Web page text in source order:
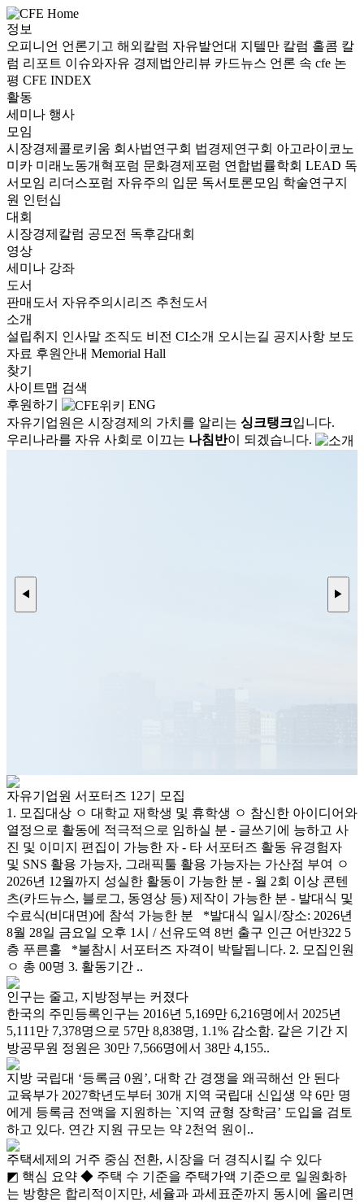
정보
오피니언 언론기고 해외칼럼 자유발언대 지텔만 칼럼 홀콤 칼
럼 리포트 이슈와자유 경제법안리뷰 카드뉴스 언론 속 cfe 논
평 CFE INDEX
활동
세미나 행사
모임
시장경제콜로키움 회사법연구회 법경제연구회 아고라이코노
미카 미래노동개혁포럼 문화경제포럼 연합법률학회 LEAD 독
서모임 리더스포럼 자유주의 입문 독서토론모임 학술연구지
원 인턴십
대회
시장경제칼럼 공모전 독후감대회
영상
세미나 강좌
도서
판매도서 자유주의시리즈 추천도서
소개
설립취지 인사말 조직도 비전 CI소개 오시는길 공지사항 보도
자료 후원안내 Memorial Hall
찾기
사이트맵 검색
후원하기
ENG
자유기업원은 시장경제의 가치를 알리는 싱크탱크입니다.
우리나라를 자유 사회로 이끄는 나침반이 되겠습니다.
◀ ▶
자유기업원 서포터즈 12기 모집
1. 모집대상 ㅇ 대학교 재학생 및 휴학생 ㅇ 참신한 아이디어와
열정으로 활동에 적극적으로 임하실 분 - 글쓰기에 능하고 사
진 및 이미지 편집이 가능한 자 - 타 서포터즈 활동 유경험자
및 SNS 활용 가능자, 그래픽툴 활용 가능자는 가산점 부여 ㅇ
2026년 12월까지 성실한 활동이 가능한 분 - 월 2회 이상 콘텐
츠(카드뉴스, 블로그, 동영상 등) 제작이 가능한 분 - 발대식 및
수료식(비대면)에 참석 가능한 분 *발대식 일시/장소: 2026년
8월 28일 금요일 오후 1시 / 선유도역 8번 출구 인근 어반322 5
층 푸른홀 *불참시 서포터즈 자격이 박탈됩니다. 2. 모집인원
ㅇ 총 00명 3. 활동기간 ..
인구는 줄고, 지방정부는 커졌다
한국의 주민등록인구는 2016년 5,169만 6,216명에서 2025년
5,111만 7,378명으로 57만 8,838명, 1.1% 감소함. 같은 기간 지
방공무원 정원은 30만 7,566명에서 38만 4,155..
지방 국립대 ‘등록금 0원’, 대학 간 경쟁을 왜곡해선 안 된다
교육부가 2027학년도부터 30개 지역 국립대 신입생 약 6만 명
에게 등록금 전액을 지원하는 `지역 균형 장학금’ 도입을 검토
하고 있다. 연간 지원 규모는 약 2천억 원이..
주택세제의 거주 중심 전환, 시장을 더 경직시킬 수 있다
◩ 핵심 요약 ◆ 주택 수 기준을 주택가액 기준으로 일원화하
는 방향은 합리적이지만, 세율과 과세표준까지 동시에 올리면